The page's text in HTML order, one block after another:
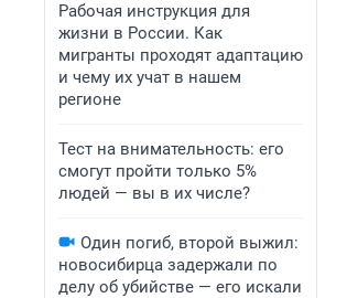
Рабочая инструкция для
жизни в России. Как
мигранты проходят адаптацию
и чему их учат в нашем
регионе
Тест на внимательность: его
смогут пройти только 5%
людей — вы в их числе?
Один погиб, второй выжил:
новосибирца задержали по
делу об убийстве — его искали